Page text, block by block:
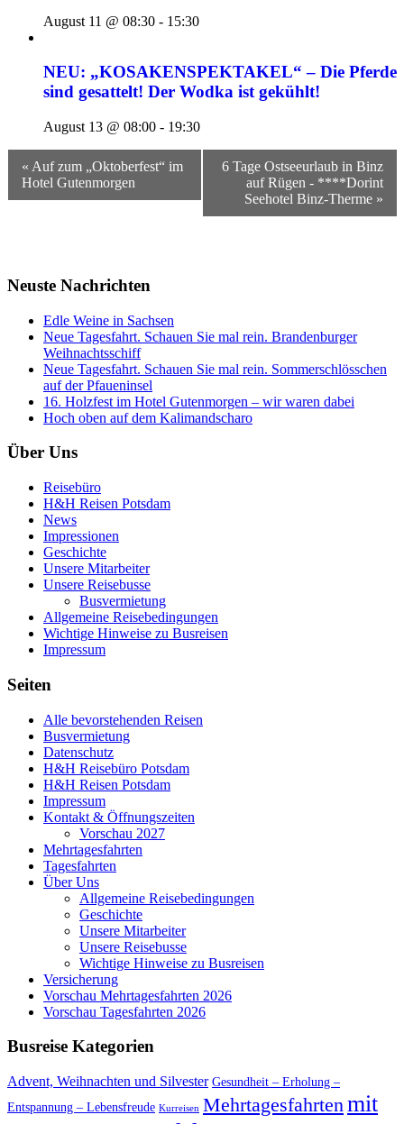
August 11 @ 08:30 - 15:30
NEU: „KOSAKENSPEKTAKEL“ – Die Pferde
sind gesattelt! Der Wodka ist gekühlt!
August 13 @ 08:00 - 19:30
Veranstaltungsnavigation
« Auf zum „Oktoberfest“ im
Hotel Gutenmorgen
6 Tage Ostseeurlaub in Binz
auf Rügen - ****Dorint
Seehotel Binz-Therme »
Neuste Nachrichten
Edle Weine in Sachsen
Neue Tagesfahrt. Schauen Sie mal rein. Brandenburger
Weihnachtsschiff
Neue Tagesfahrt. Schauen Sie mal rein. Sommerschlösschen
auf der Pfaueninsel
16. Holzfest im Hotel Gutenmorgen – wir waren dabei
Hoch oben auf dem Kalimandscharo
Über Uns
Reisebüro
H&H Reisen Potsdam
News
Impressionen
Geschichte
Unsere Mitarbeiter
Unsere Reisebusse
Busvermietung
Allgemeine Reisebedingungen
Wichtige Hinweise zu Busreisen
Impressum
Seiten
Alle bevorstehenden Reisen
Busvermietung
Datenschutz
H&H Reisebüro Potsdam
H&H Reisen Potsdam
Impressum
Kontakt & Öffnungszeiten
Vorschau 2027
Mehrtagesfahrten
Tagesfahrten
Über Uns
Allgemeine Reisebedingungen
Geschichte
Unsere Mitarbeiter
Unsere Reisebusse
Wichtige Hinweise zu Busreisen
Versicherung
Vorschau Mehrtagesfahrten 2026
Vorschau Tagesfahrten 2026
Busreise Kategorien
Advent, Weihnachten und Silvester Gesundheit – Erholung –
Entspannung – Lebensfreude Kurreisen Mehrtagesfahrtenmit